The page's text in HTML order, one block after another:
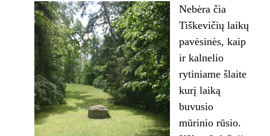
Nebėra čia
Tiškevičių laikų
pavėsinės, kaip
ir kalnelio
rytiniame šlaite
kurį laiką
buvusio
mūrinio rūsio.